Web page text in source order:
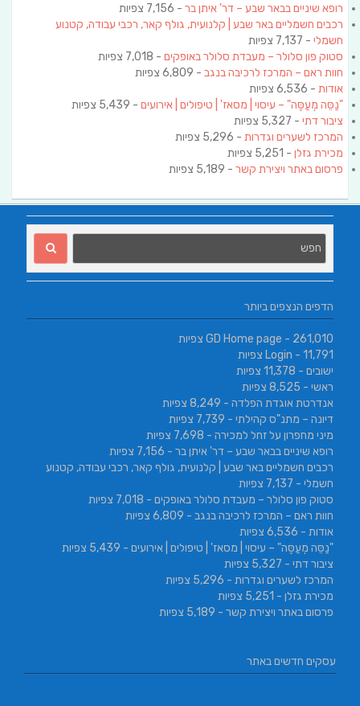
רופא שיניים בבאר שבע – דר' איתן בר - 7,156 צפיות
רכבים חשמליים באר שבע | קלנועית, גולף קאר, רכבי עבודה, קטנוע
חשמלי - 7,137 צפיות
סטוק פון סלולר – מעבדת סלולר באופקים - 7,018 צפיות
חוות ראם – המרכז לרכיבה בנגב - 6,809 צפיות
אודות - 6,536 צפיות
"נַסֵּה מְעַסֶּה" – עיסוי | מסאז' | טיפולים | אירועים - 5,439 צפיות
ציבור דתי - 5,327 צפיות
המרכז לשערים וגדרות - 5,296 צפיות
מכירת גזלן - 5,251 צפיות
פרסום באתר ויצירת קשר - 5,189 צפיות
הדפים הנצפים ביותר
GD Home page - 261,010 צפיות
Login - 11,791 צפיות
ישובים - 11,378 צפיות
ראשי - 8,525 צפיות
אנדרטת אוגדת הפלדה - 8,249 צפיות
דיונה – מתנ"ס קהילתי - 7,739 צפיות
מיני מחפרון על זחל למכירה - 7,698 צפיות
רופא שיניים בבאר שבע – דר' איתן בר - 7,156 צפיות
רכבים חשמליים באר שבע | קלנועית, גולף קאר, רכבי עבודה, קטנוע
חשמלי - 7,137 צפיות
סטוק פון סלולר – מעבדת סלולר באופקים - 7,018 צפיות
חוות ראם – המרכז לרכיבה בנגב - 6,809 צפיות
אודות - 6,536 צפיות
"נַסֵּה מְעַסֶּה" – עיסוי | מסאז' | טיפולים | אירועים - 5,439 צפיות
ציבור דתי - 5,327 צפיות
המרכז לשערים וגדרות - 5,296 צפיות
מכירת גזלן - 5,251 צפיות
פרסום באתר ויצירת קשר - 5,189 צפיות
עסקים חדשים באתר